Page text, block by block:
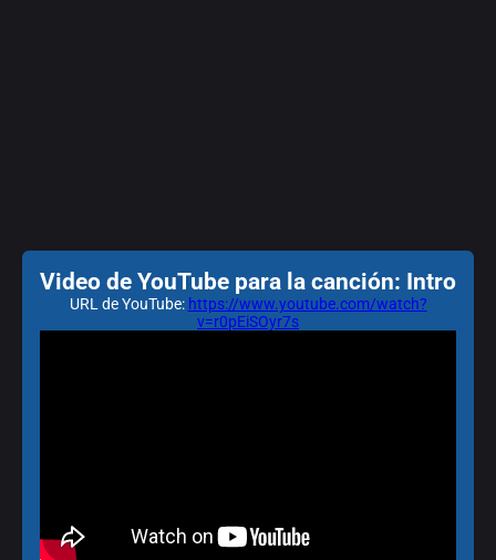
Video de YouTube para la canción: Intro
URL de YouTube: https://www.youtube.com/watch?
v=r0pEiSOyr7s